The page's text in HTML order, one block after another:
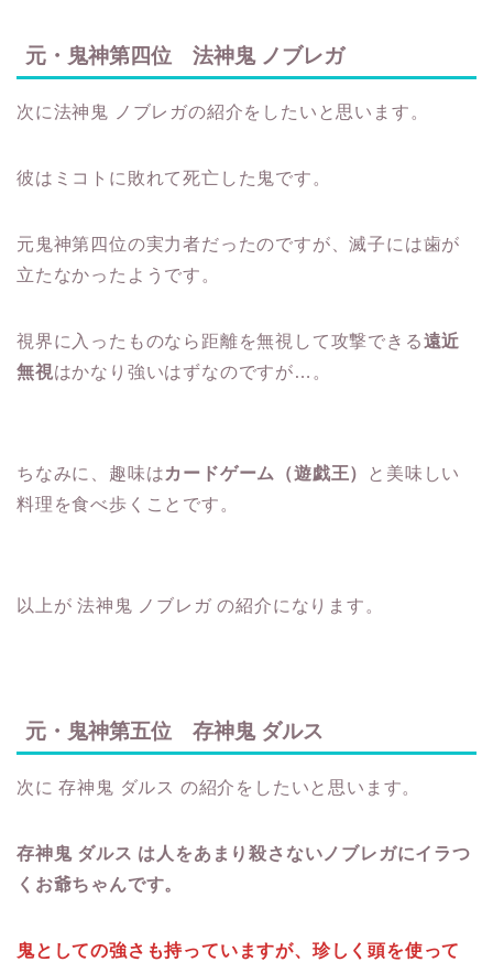
元・鬼神第四位 法神鬼 ノブレガ
次に法神鬼 ノブレガの紹介をしたいと思います。
彼はミコトに敗れて死亡した鬼です。
元鬼神第四位の実力者だったのですが、滅子には歯が
立たなかったようです。
視界に入ったものなら距離を無視して攻撃できる遠近
無視はかなり強いはずなのですが…。
ちなみに、趣味はカードゲーム（遊戯王）
と美味しい
料理を食べ歩くことです。
以上が 法神鬼 ノブレガ の紹介になります。
元・鬼神第五位 存神鬼 ダルス
次に 存神鬼 ダルス の紹介をしたいと思います。
存神鬼 ダルス は人をあまり殺さないノブレガにイラつ
くお爺ちゃんです。
鬼としての強さも持っていますが、珍しく頭を使って